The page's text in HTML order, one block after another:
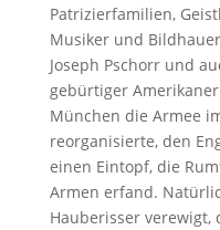
Patrizierfamilien,
Musiker und
Joseph Pschorr und
gebürtiger
München die Armee
reorganisierte, den
einen Eintopf, die
Armen erfand.
Hauberisser verewigt,